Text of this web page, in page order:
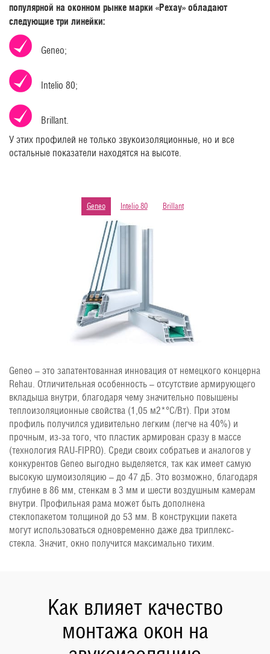
популярной на оконном рынке марки «Рехау» обладают
следующие три линейки:
Geneo;
Intelio 80;
Brillant.
У этих профилей не только звукоизоляционные, но и все
остальные показатели находятся на высоте.
Geneo Intelio 80 Brillant
Geneo – это запатентованная инновация от немецкого концерна
Rehau. Отличительная особенность – отсутствие армирующего
вкладыша внутри, благодаря чему значительно повышены
теплоизоляционные свойства (1,05 м2*°С/Вт). При этом
профиль получился удивительно легким (легче на 40%) и
прочным, из-за того, что пластик армирован сразу в массе
(технология RAU-FIPRO). Среди своих собратьев и аналогов у
конкурентов Geneo выгодно выделяется, так как имеет самую
высокую шумоизоляцию – до 47 дБ. Это возможно, благодаря
глубине в 86 мм, стенкам в 3 мм и шести воздушным камерам
внутри. Профильная рама может быть дополнена
стеклопакетом толщиной до 53 мм. В конструкции пакета
могут использоваться одновременно даже два триплекс-
стекла. Значит, окно получится максимально тихим.
Как влияет качество
монтажа окон на